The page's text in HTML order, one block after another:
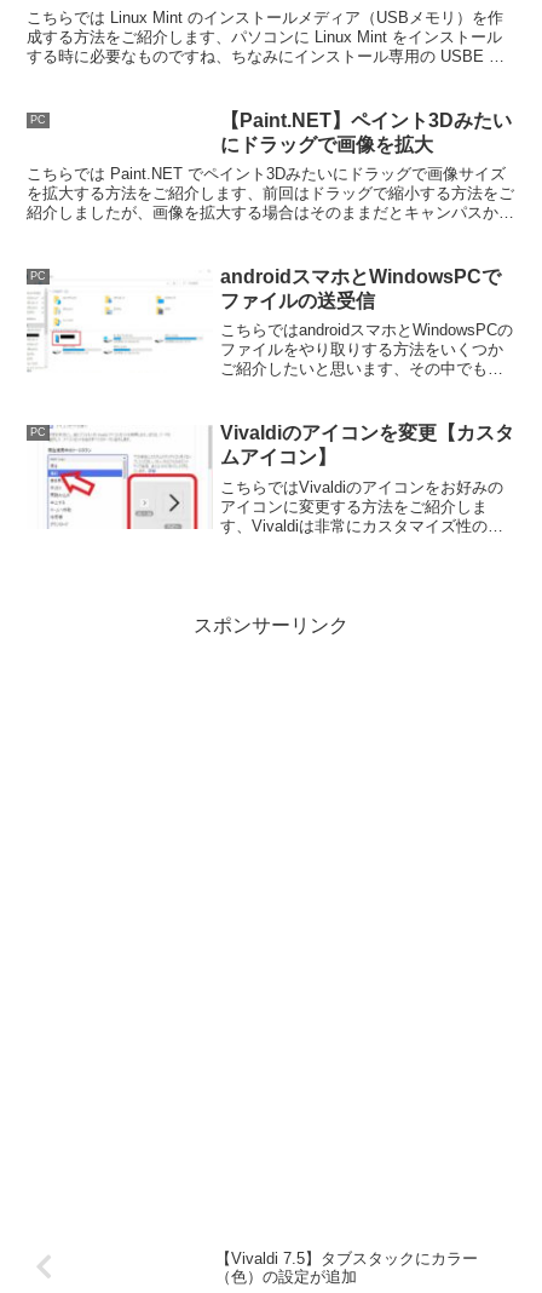
こちらでは Linux Mint のインストールメディア（USBメモリ）を作
成する方法をご紹介します、パソコンに Linux Mint をインストール
する時に必要なものですね、ちなみにインストール専用の USBE メ
PC
【Paint.NET】ペイント3Dみたい
にドラッグで画像を拡大
こちらでは Paint.NET でペイント3Dみたいにドラッグで画像サイズ
を拡大する方法をご紹介します、前回はドラッグで縮小する方法をご
紹介しましたが、画像を拡大する場合はそのままだとキャンパスから
PC
androidスマホとWindowsPCで
ファイルの送受信
こちらではandroidスマホとWindowsPCの
ファイルをやり取りする方法をいくつか
ご紹介したいと思います、その中でも有
す。
PC
Vivaldiのアイコンを変更【カスタ
ムアイコン】
こちらではVivaldiのアイコンをお好みの
アイコンに変更する方法をご紹介しま
す、Vivaldiは非常にカスタマイズ性の高
スポンサーリンク
【Vivaldi 7.5】タブスタックにカラー
（色）の設定が追加